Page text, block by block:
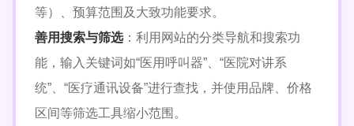
等）、预算范围及大致功能要求。
善用搜索与筛选：利用网站的分类导航和搜索功
能，输入关键词如“医用呼叫器”、“医院对讲系
统”、“医疗通讯设备”进行查找，并使用品牌、价格
区间等筛选工具缩小范围。